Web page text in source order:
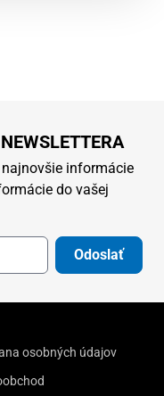
informácie
do vašej
Odoslať
osobných údajov